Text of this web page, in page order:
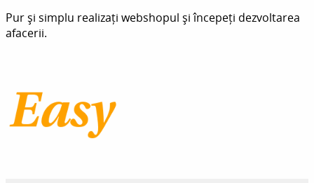
Pur și simplu realizați webshopul și începeți dezvoltarea
afacerii.